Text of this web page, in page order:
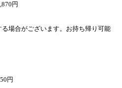
円
る場合がございます。お持ち帰り可能
円